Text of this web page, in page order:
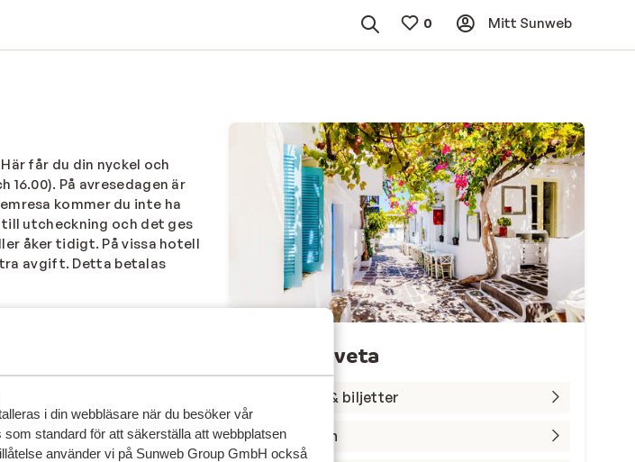
i din webbläsare när du besöker vår
standard för att säkerställa att webbplatsen
använder vi på Sunweb Group GmbH också
Mitt Sunweb
får du din nyckel och
På avresedagen är
kommer du inte ha
utcheckning och det ges
åker tidigt. På vissa hotell
avgift. Detta betalas
eller din lägenhet vid
Värt att veta
Betalning & biljetter
Inför resan